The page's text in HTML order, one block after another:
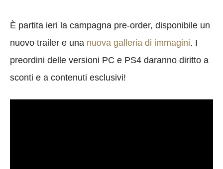
È partita ieri la campagna pre-order, disponibile un
nuovo trailer e una nuova galleria di immagini. I
preordini delle versioni PC e PS4 daranno diritto a
sconti e a contenuti esclusivi!